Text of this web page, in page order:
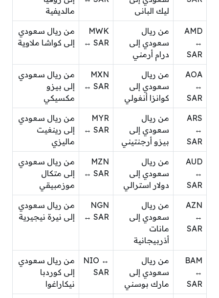
ليك البانى
مالديفية
AMD
↔
SAR
من ريال
سعودي إلى
درام أرمني
MWK
↔ SAR
من ريال سعودي
إلى كواشا ملاوية
AOA
↔
SAR
من ريال
سعودي إلى
كوانزا أنغولي
MXN
↔ SAR
من ريال سعودي
إلى بيزو
مكسيكي
ARS
↔
SAR
من ريال
سعودي إلى
بيزو أرجنتيني
MYR
↔ SAR
من ريال سعودي
إلى رينغيت
ماليزي
AUD
↔
SAR
من ريال
سعودي إلى
دولار استرالي
MZN
↔ SAR
من ريال سعودي
إلى متكال
موزمبيقي
AZN
↔
SAR
من ريال
سعودي إلى
مانات
أذربيجانية
NGN
↔ SAR
من ريال سعودي
إلى نيرة نيجيرية
BAM
↔
SAR
من ريال
سعودي إلى
مارك بوسني
NIO ↔
SAR
من ريال سعودي
إلى كوردبا
نيكاراغوا